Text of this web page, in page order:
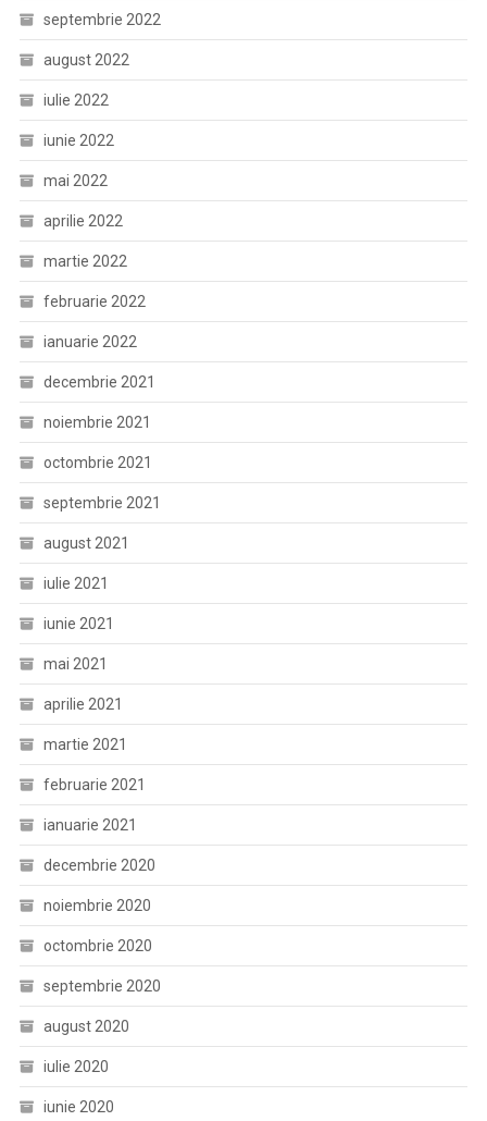
septembrie 2022
august 2022
iulie 2022
iunie 2022
mai 2022
aprilie 2022
martie 2022
februarie 2022
ianuarie 2022
decembrie 2021
noiembrie 2021
octombrie 2021
septembrie 2021
august 2021
iulie 2021
iunie 2021
mai 2021
aprilie 2021
martie 2021
februarie 2021
ianuarie 2021
decembrie 2020
noiembrie 2020
octombrie 2020
septembrie 2020
august 2020
iulie 2020
iunie 2020